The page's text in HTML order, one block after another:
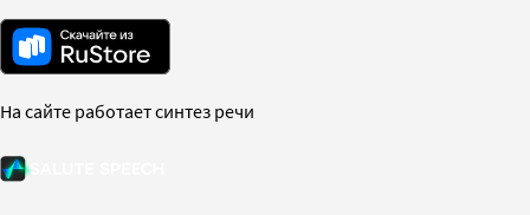
На сайте работает синтез речи